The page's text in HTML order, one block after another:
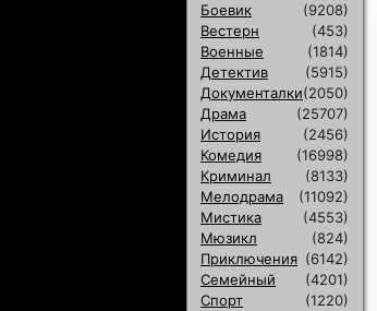
Боевик
(9208)
Вестерн
(453)
Военные
(1814)
Детектив
(5915)
Документалки(2050)
Драма
(25707)
История
(2456)
Комедия
(16998)
Криминал
(8133)
Мелодрама
(11092)
Мистика
(4553)
Мюзикл
(824)
Приключения (6142)
Семейный
(4201)
Спорт
(1220)